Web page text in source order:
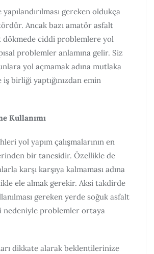
gereken oldukça
Ancak bazı amatör asfalt
dökmede ciddi problemlere yol
problemler anlamına gelir. Siz
yol açmamak adına mutlaka
birliği yaptığınızdan emin
Kullanımı
yol yapım çalışmalarının en
bir tanesidir. Özellikle de
karşı karşıya kalmaması adına
ele almak gerekir. Aksi takdirde
gereken yerde soğuk asfalt
nedeniyle problemler ortaya
dikkate alarak beklentilerinize